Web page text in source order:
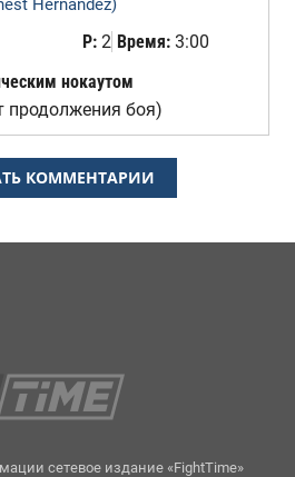
Hernandez)
Р:2 Время:3:00
нокаутом
продолжения боя)
КОММЕНТАРИИ
сетевое издание «FightTime»